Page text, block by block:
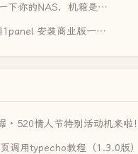
下你的NAS，机箱是…
1panel 安装商业版一…
· 520情人节特别活动机来啦！
调用typecho教程（1.3.0版）